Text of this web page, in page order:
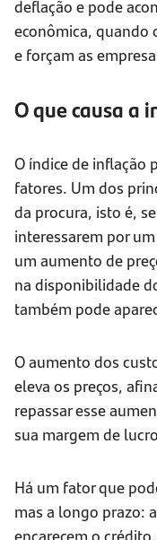
deflação e pode
econômica, quando
e forçam as
O que causa a
O índice de inflação
fatores. Um dos
da procura, isto é,
interessarem por
um aumento de
na disponibilidade
também pode
O aumento dos
eleva os preços,
repassar esse
sua margem de
Há um fator que
mas a longo prazo:
encarecem o